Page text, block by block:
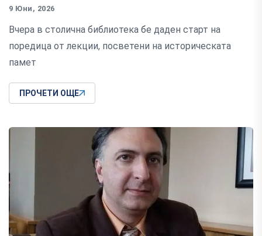
9 Юни, 2026
Вчера в столична библиотека бе даден старт на
поредица от лекции, посветени на историческата
памет
ПРОЧЕТИ ОЩЕ